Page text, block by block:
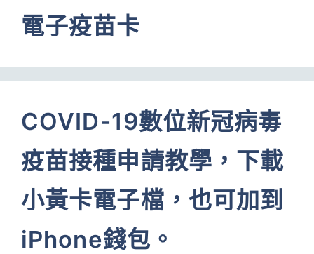
電子疫苗卡
COVID-19數位新冠病毒
疫苗接種申請教學，下載
小黃卡電子檔，也可加到
iPhone錢包。